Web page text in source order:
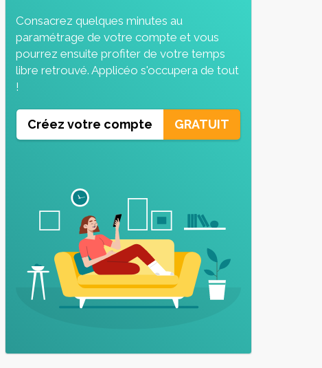
Consacrez quelques minutes au
paramétrage de votre compte et vous
pourrez ensuite profiter de votre temps
libre retrouvé. Applicéo s'occupera de tout
!
Créez votre compte GRATUIT